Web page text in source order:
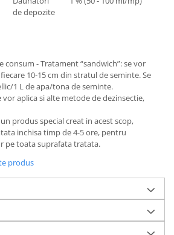
de depozite
consum - Tratament “sandwich”: se vor
10-15 cm din stratul de seminte. Se
1 L de apa/tona de seminte.
vor aplica si alte metode de dezinsectie,
produs special creat in acest scop,
inchisa timp de 4-5 ore, pentru
pe toata suprafata tratata.
produs